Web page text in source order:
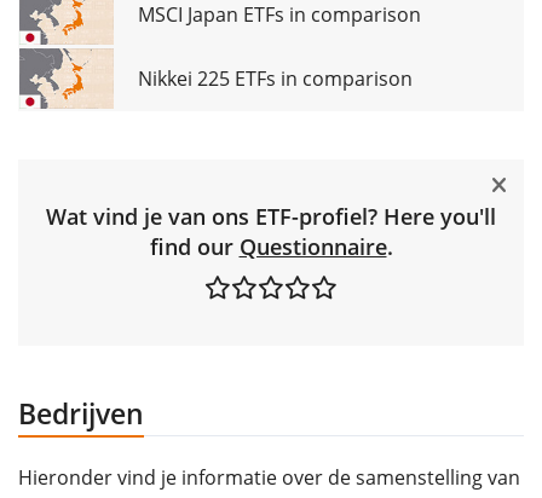
MSCI Japan ETFs in comparison
Nikkei 225 ETFs in comparison
Wat vind je van ons ETF-profiel? Here you'll
find our Questionnaire.
Bedrijven
Hieronder vind je informatie over de samenstelling van